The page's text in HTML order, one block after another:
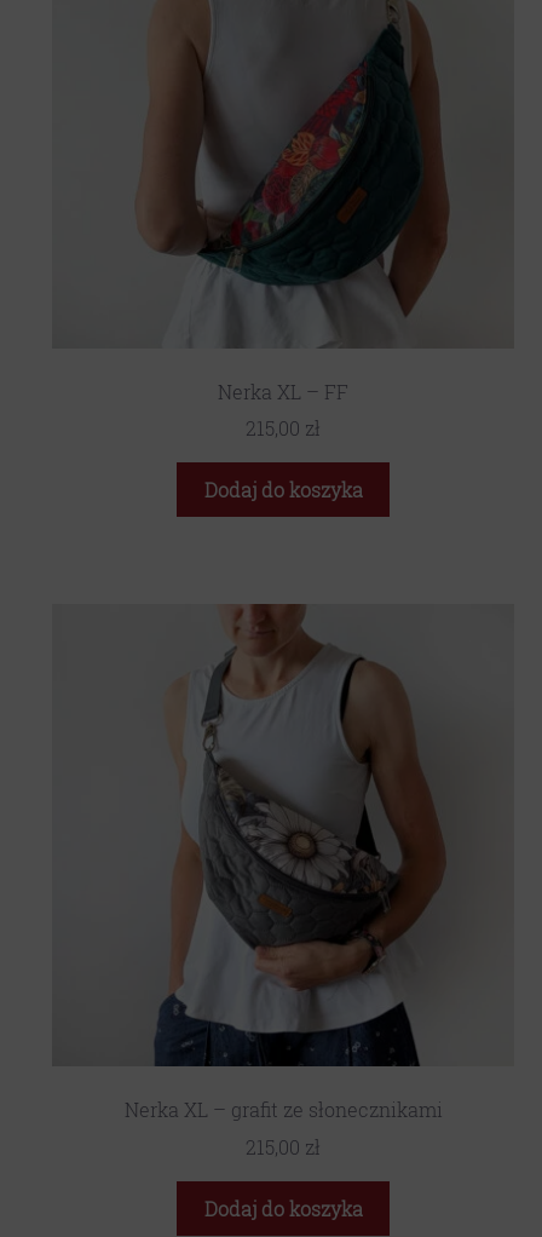
Nerka XL – FF
215,00 zł
Dodaj do koszyka
Nerka XL – grafit ze słonecznikami
215,00 zł
Dodaj do koszyka